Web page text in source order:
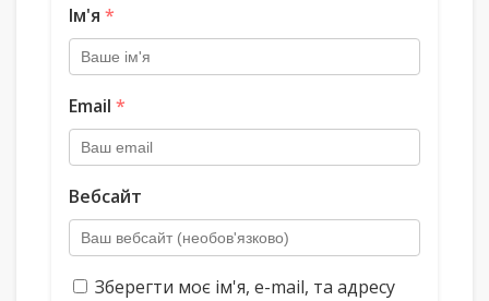
Ім'я *
Email *
Вебсайт
Зберегти моє ім'я, e-mail, та адресу